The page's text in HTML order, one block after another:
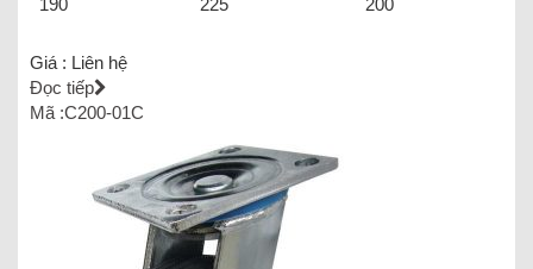
Giá : Liên hệ
Đọc tiếp
Mã :C200-01C